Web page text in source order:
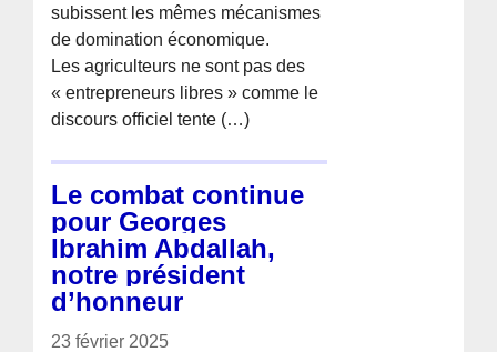
subissent les mêmes mécanismes
de domination économique.
Les agriculteurs ne sont pas des
« entrepreneurs libres » comme le
discours officiel tente (…)
Le combat continue
pour Georges
Ibrahim Abdallah,
notre président
d’honneur
23 février 2025